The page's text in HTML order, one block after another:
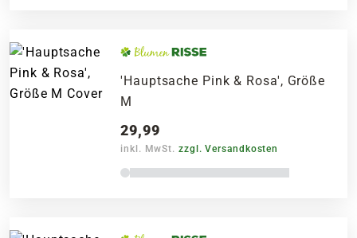
'Hauptsache Pink & Rosa', Größe
M
29,99
inkl. MwSt. zzgl. Versandkosten